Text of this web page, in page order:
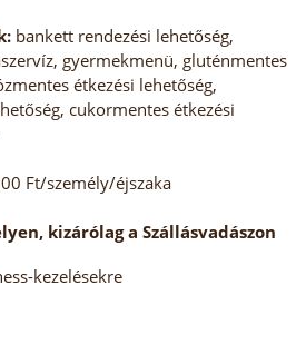
bankett rendezési lehetőség,
gyermekmenü, gluténmentes
étkezési lehetőség,
cukormentes étkezési
Ft/személy/éjszaka
kizárólag a Szállásvadászon
kezelésekre